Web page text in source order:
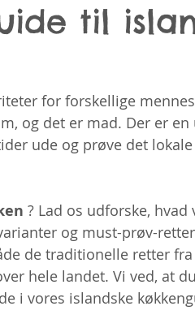
til
for forskellige
og det er mad. Der er
ude og prøve det
? Lad os udforske, hvad
og must-prøv-
de traditionelle retter
hele landet. Vi ved, at
i vores islandske